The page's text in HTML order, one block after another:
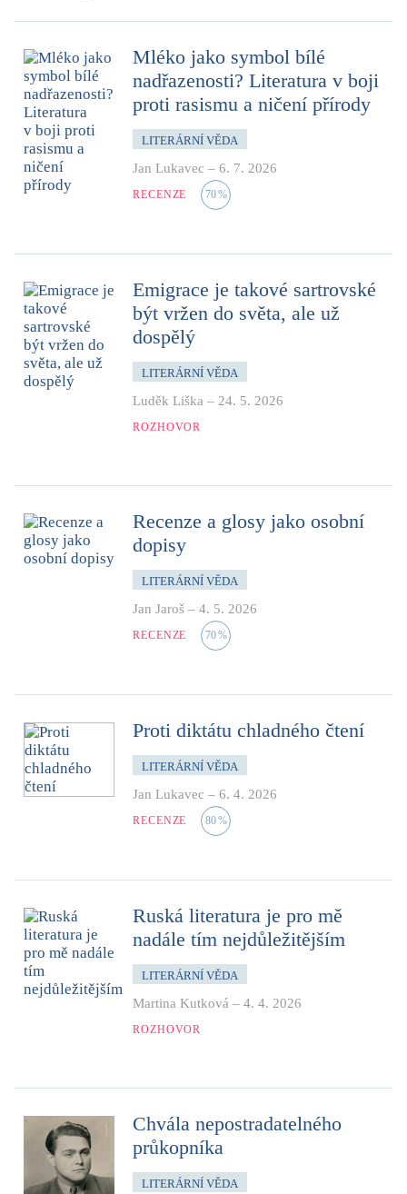
Mléko jako symbol bílé
nadřazenosti? Literatura v boji
proti rasismu a ničení přírody
LITERÁRNÍ VĚDA
Jan Lukavec – 6. 7. 2026
RECENZE 70%
Emigrace je takové sartrovské
být vržen do světa, ale už
dospělý
LITERÁRNÍ VĚDA
Luděk Liška – 24. 5. 2026
ROZHOVOR
Recenze a glosy jako osobní
dopisy
LITERÁRNÍ VĚDA
Jan Jaroš – 4. 5. 2026
RECENZE 70%
Proti diktátu chladného čtení
LITERÁRNÍ VĚDA
Jan Lukavec – 6. 4. 2026
RECENZE 80%
Ruská literatura je pro mě
nadále tím nejdůležitějším
LITERÁRNÍ VĚDA
Martina Kutková – 4. 4. 2026
ROZHOVOR
Chvála nepostradatelného
průkopníka
LITERÁRNÍ VĚDA